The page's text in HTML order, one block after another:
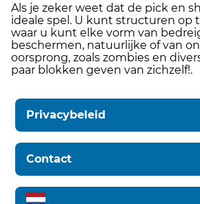
Als je zeker weet dat de pick en
ideale spel. U kunt structuren op
waar u kunt elke vorm van
beschermen, natuurlijke of van
oorsprong, zoals zombies en
paar blokken geven van zichzelf!.
Privacybeleid
Contact